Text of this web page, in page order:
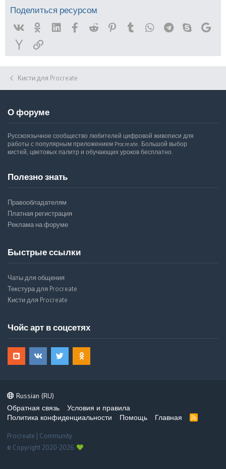
Поделиться ресурсом
Linked InFacebook
Reddit PinterestTumblr WhatsAppTelegramSkype
YahooСсылка
Кисти для Procreate
О форуме
Русскоязычное сообщество любителей цифровой живописи для
работы с популярным приложением Procreate. Большой выбор
кистей, цветовых палитр и обучающих уроков бесплатно.
Полезно знать
Правообладателям
Платная регистрация
Реклама на форуме
Быстрые ссылки
Чаты для общения
Текстура для Procreate
Кисти для Procreate
Чойс арт в соцсетях
Russian (RU)
Обратная связь
Условия и правила
Политика конфиденциальности
Помощь Главная
R
Procreate | Community
© Copyright 2020-2026